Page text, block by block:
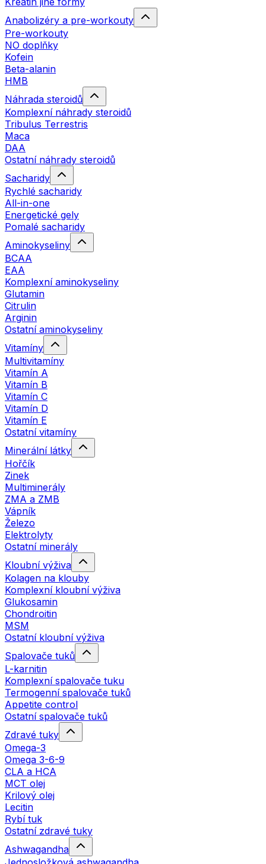
Anabolizéry a pre-workouty
Pre-workouty
NO doplňky
Kofein
Beta-alanin
HMB
Náhrada steroidů
Komplexní náhrady steroidů
Tribulus Terrestris
Maca
DAA
Ostatní náhrady steroidů
Sacharidy
Rychlé sacharidy
All-in-one
Energetické gely
Pomalé sacharidy
Aminokyseliny
BCAA
EAA
Komplexní aminokyseliny
Glutamin
Citrulin
Arginin
Ostatní aminokyseliny
Vitamíny
Multivitamíny
Vitamín A
Vitamín B
Vitamín C
Vitamín D
Vitamín E
Ostatní vitamíny
Minerální látky
Hořčík
Zinek
Multiminerály
ZMA a ZMB
Vápník
Železo
Elektrolyty
Ostatní minerály
Kloubní výživa
Kolagen na klouby
Komplexní kloubní výživa
Glukosamin
Chondroitin
MSM
Ostatní kloubní výživa
Spalovače tuků
L-karnitin
Komplexní spalovače tuku
Termogenní spalovače tuků
Appetite control
Ostatní spalovače tuků
Zdravé tuky
Omega-3
Omega 3-6-9
CLA a HCA
MCT olej
Krilový olej
Lecitin
Rybí tuk
Ostatní zdravé tuky
Ashwagandha